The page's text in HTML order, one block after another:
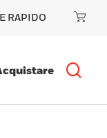
RAPIDO